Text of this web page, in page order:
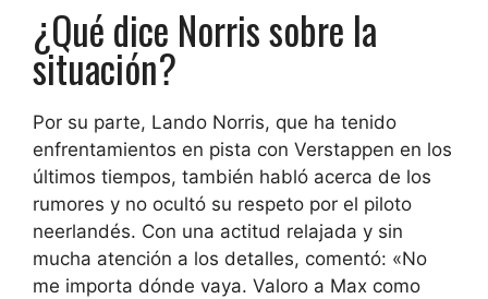
¿Qué dice Norris sobre la
situación?
Por su parte, Lando Norris, que ha tenido
enfrentamientos en pista con Verstappen en los
últimos tiempos, también habló acerca de los
rumores y no ocultó su respeto por el piloto
neerlandés. Con una actitud relajada y sin
mucha atención a los detalles, comentó: «No
me importa dónde vaya. Valoro a Max como